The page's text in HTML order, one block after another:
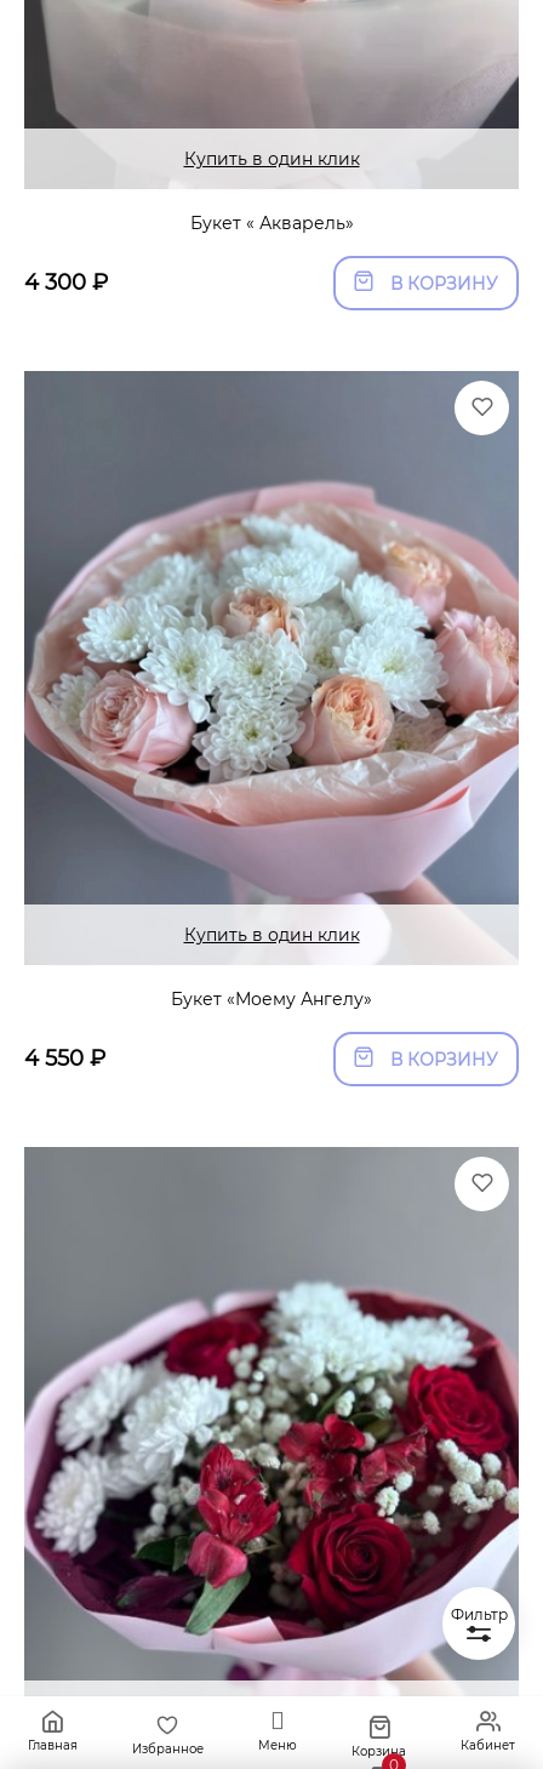
Главная Избранное Меню Корзина
0
Кабинет
Купить в один клик
Букет « Акварель»
4 300 ₽ В КОРЗИНУ
Купить в один клик
Букет «Моему Ангелу»
4 550 ₽ В КОРЗИНУ
Купить в один клик
Фильтр